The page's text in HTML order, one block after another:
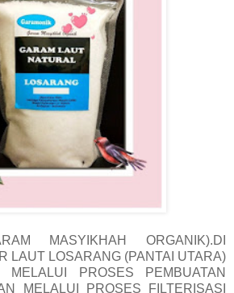
MASYIKHAH ORGANIK).DI
LAUT LOSARANG (PANTAI UTARA)
PROSES PEMBUATAN
MELALUI PROSES FILTERISASI